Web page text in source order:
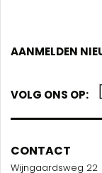
AANMELDEN
VOLG ONS OP:
CONTACT
Wijngaardsweg 22